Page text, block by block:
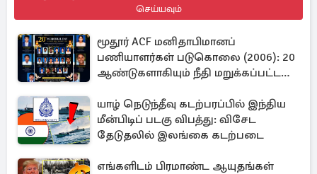
செய்யவும்
மூதூர் ACF மனிதாபிமானப்
பணியாளர்கள் படுகொலை (2006): 20
ஆண்டுகளாகியும் நீதி மறுக்கப்பட்ட
யாழ் நெடுந்தீவு கடற்பரப்பில் இந்திய
மீன்பிடிப் படகு விபத்து: விசேட
தேடுதலில் இலங்கை கடற்படை
எங்களிடம் பிரமாண்ட ஆயுதங்கள்